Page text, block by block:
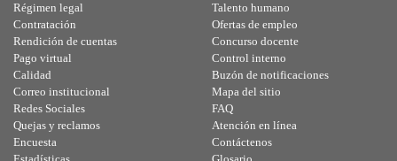
Régimen legal
Contratación
Rendición de cuentas
Pago virtual
Calidad
Talento humano
Ofertas de empleo
Concurso docente
Control interno
Buzón de notificaciones
Correo institucional
Redes Sociales
Quejas y reclamos
Encuesta
Mapa del sitio
FAQ
Atención en línea
Contáctenos